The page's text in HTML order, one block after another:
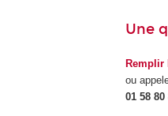
Une
Remplir
ou
01 58 80